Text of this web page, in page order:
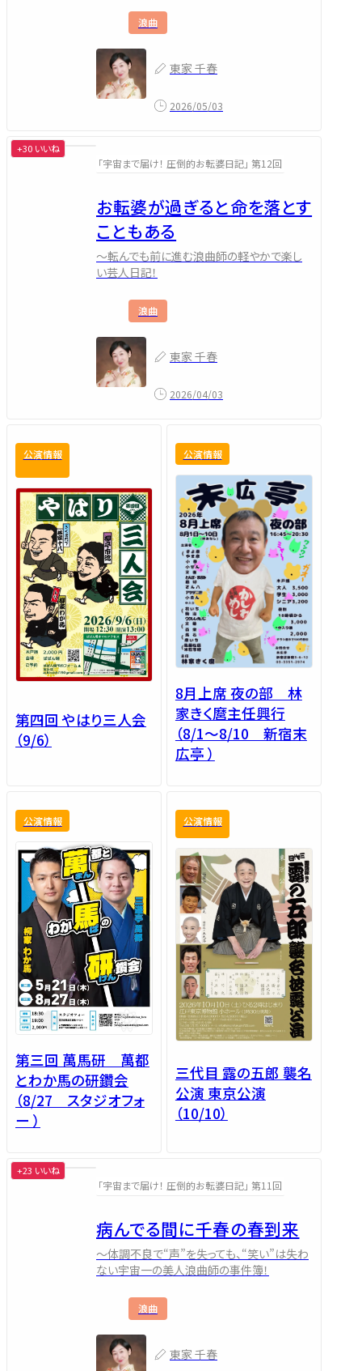
浪曲
東家 千春
2026/05/03
「宇宙まで届け！ 圧倒的お転婆日記」 第12回
お転婆が過ぎると命を落とす
こともある
～転んでも前に進む浪曲師の軽やかで楽し
い芸人日記！
浪曲
東家 千春
2026/04/03
+30 いいね
公演情報
第四回 やはり三人会
（9/6）
公演情報
8月上席 夜の部 林
家きく麿主任興行
（8/1～8/10 新宿末
広亭 ）
公演情報
第三回 萬馬研 萬都
とわか馬の研鑽会
（8/27 スタジオフォ
ー ）
公演情報
三代目 露の五郎 襲名
公演 東京公演
（10/10）
「宇宙まで届け！ 圧倒的お転婆日記」 第11回
病んでる間に千春の春到来
～体調不良で“声”を失っても、“笑い”は失わ
ない宇宙一の美人浪曲師の事件簿！
浪曲
東家 千春
+23 いいね